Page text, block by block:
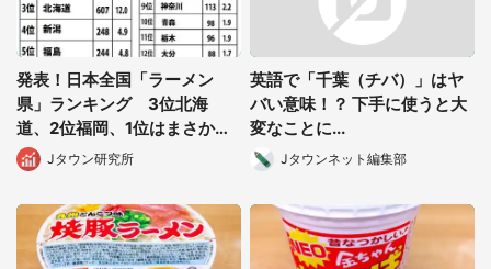
都道府選択
発表！日本全国「ラーメン
県」ランキング 3位北海
道、2位福岡、1位はまさか
の... Jタウン研究所
英語で「千葉（チバ）」はヤ
バい意味！？ 下手に使うと大
変なことに...
Jタウンネット編集部